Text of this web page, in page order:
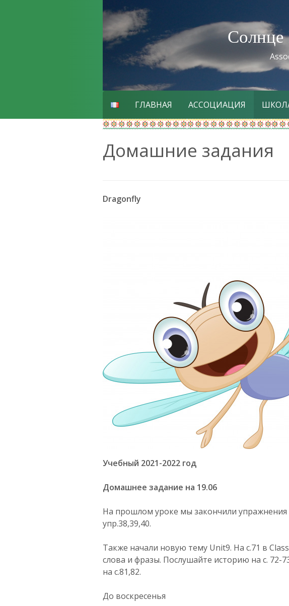
Солнце
ГЛАВНАЯ АССОЦИАЦИЯ
Домашние задания
Dragonfly
Учебный 2021-2022 год
Домашнее задание на 19.06
На прошлом уроке мы закончили
упр.38,39,40.
Также начали новую тему Unit9. На с.71 в
слова и фразы. Послушайте историю на с. 72-
на с.81,82.
До воскресенья